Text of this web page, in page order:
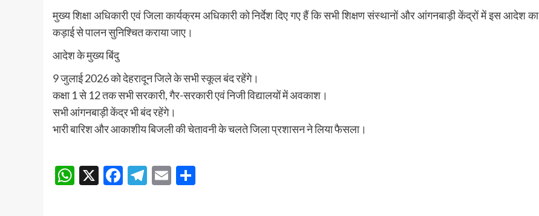
मुख्य शिक्षा अधिकारी एवं जिला कार्यक्रम अधिकारी को निर्देश दिए गए हैं कि सभी शिक्षण संस्थानों और आंगनबाड़ी केंद्रों में इस आदेश का
कड़ाई से पालन सुनिश्चित कराया जाए।
आदेश के मुख्य बिंदु
9 जुलाई 2026 को देहरादून जिले के सभी स्कूल बंद रहेंगे।
कक्षा 1 से 12 तक सभी सरकारी, गैर-सरकारी एवं निजी विद्यालयों में अवकाश।
सभी आंगनबाड़ी केंद्र भी बंद रहेंगे।
भारी बारिश और आकाशीय बिजली की चेतावनी के चलते जिला प्रशासन ने लिया फैसला।
Post
navigation
WhatsApp
X Facebook
Telegram
Email